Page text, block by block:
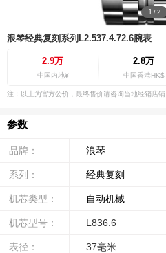
1 / 2
浪琴经典复刻系列L2.537.4.72.6腕表
2.9万
中国内地¥
2.8万
中国香港HK$
注：以上为官方公价，最终售价请咨询当地经销店铺
参数
品牌： 浪琴
系列： 经典复刻
机芯类型： 自动机械
机芯型号： L836.6
表径： 37毫米